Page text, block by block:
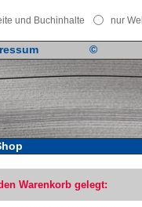
und Buchinhalte nur
©
Warenkorb gelegt: